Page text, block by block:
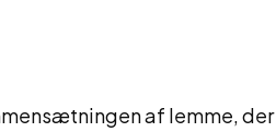
af lemme,